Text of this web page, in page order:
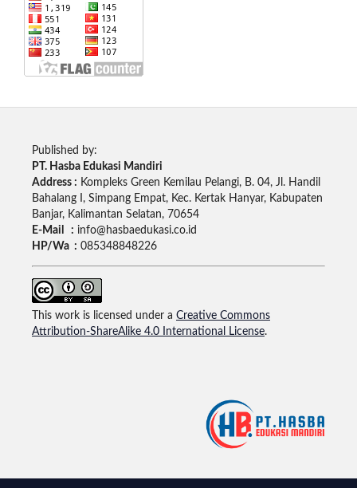
Published by:
PT. Hasba Edukasi Mandiri
Address : Kompleks Green Kemilau Pelangi, B. 04, Jl. Handil
Bahalang I, Simpang Empat, Kec. Kertak Hanyar, Kabupaten
Banjar, Kalimantan Selatan, 70654
E-Mail : info@hasbaedukasi.co.id
HP/Wa : 085348848226
This work is licensed under a Creative Commons
Attribution-ShareAlike 4.0 International License.